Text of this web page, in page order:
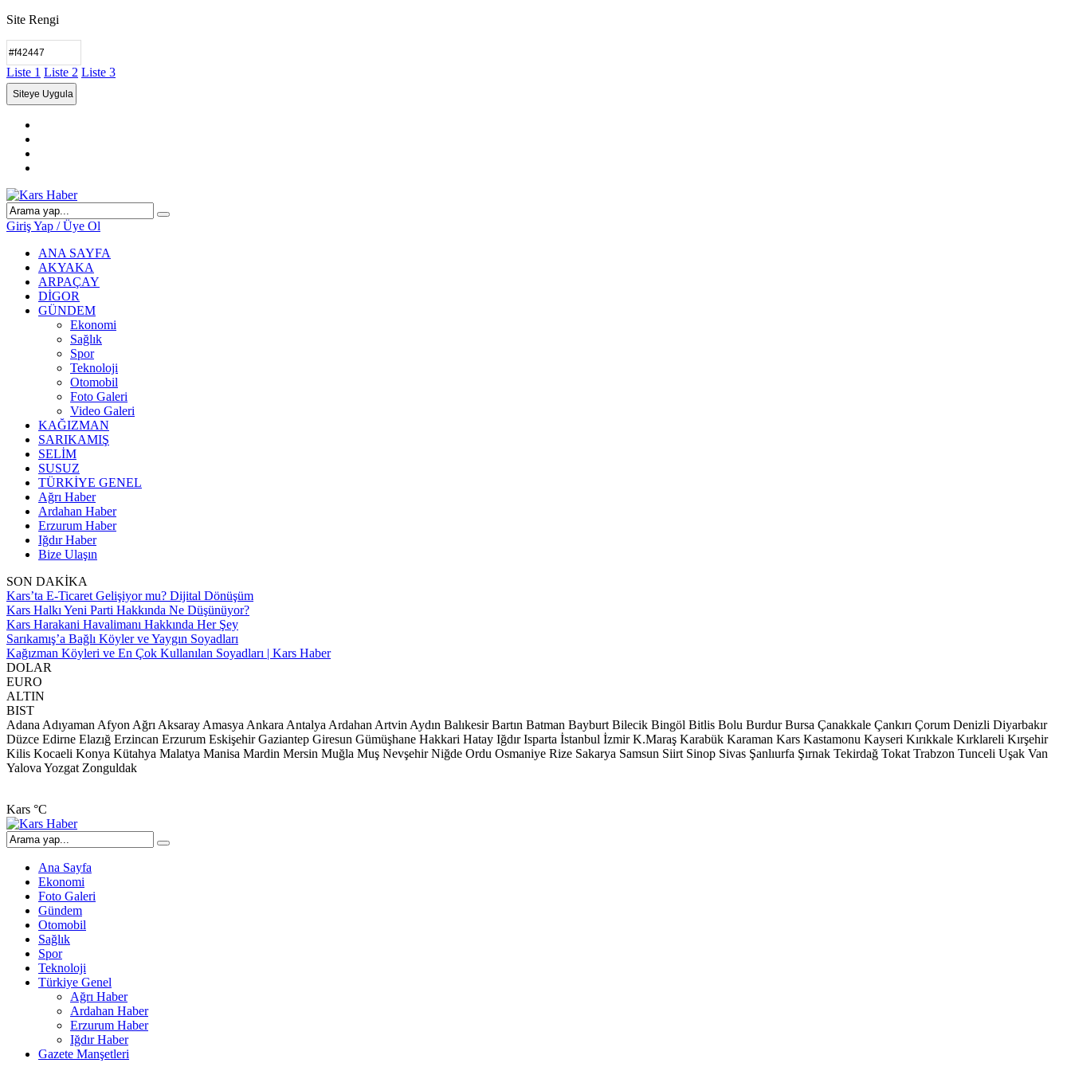
Site Rengi
Liste 1 Liste 2 Liste 3
Giriş Yap / Üye Ol
ANA SAYFA
AKYAKA
ARPAÇAY
DİGOR
GÜNDEM
Ekonomi
Sağlık
Spor
Teknoloji
Otomobil
Foto Galeri
Video Galeri
KAĞIZMAN
SARIKAMIŞ
SELİM
SUSUZ
TÜRKİYE GENEL
Ağrı Haber
Ardahan Haber
Erzurum Haber
Iğdır Haber
Bize Ulaşın
SON DAKİKA
Kars’ta E-Ticaret Gelişiyor mu? Dijital Dönüşüm
Kars Halkı Yeni Parti Hakkında Ne Düşünüyor?
Kars Harakani Havalimanı Hakkında Her Şey
Sarıkamış’a Bağlı Köyler ve Yaygın Soyadları
Kağızman Köyleri ve En Çok Kullanılan Soyadları | Kars Haber
DOLAR
EURO
ALTIN
BIST
Adana Adıyaman Afyon Ağrı Aksaray Amasya Ankara Antalya Ardahan Artvin Aydın Balıkesir Bartın Batman Bayburt Bilecik Bingöl Bitlis Bolu Burdur Bursa Çanakkale Çankırı Çorum Denizli Diyarbakır
Düzce Edirne Elazığ Erzincan Erzurum Eskişehir Gaziantep Giresun Gümüşhane Hakkari Hatay Iğdır Isparta İstanbul İzmir K.Maraş Karabük Karaman Kars Kastamonu Kayseri Kırıkkale Kırklareli Kırşehir
Kilis Kocaeli Konya Kütahya Malatya Manisa Mardin Mersin Muğla Muş Nevşehir Niğde Ordu Osmaniye Rize Sakarya Samsun Siirt Sinop Sivas Şanlıurfa Şırnak Tekirdağ Tokat Trabzon Tunceli Uşak Van
Yalova Yozgat Zonguldak
Kars °C
Ana Sayfa
Ekonomi
Foto Galeri
Gündem
Otomobil
Sağlık
Spor
Teknoloji
Türkiye Genel
Ağrı Haber
Ardahan Haber
Erzurum Haber
Iğdır Haber
Gazete Manşetleri